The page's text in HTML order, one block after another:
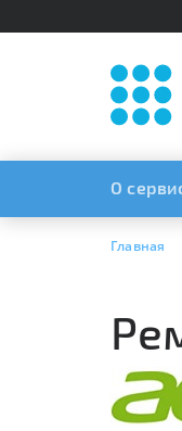
О
Главная